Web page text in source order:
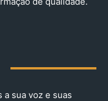
a sua voz e suas